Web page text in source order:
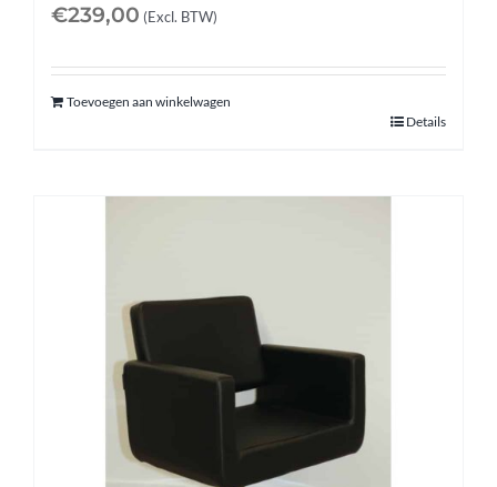
€239,00 (Excl. BTW)
Toevoegen aan winkelwagen
Details